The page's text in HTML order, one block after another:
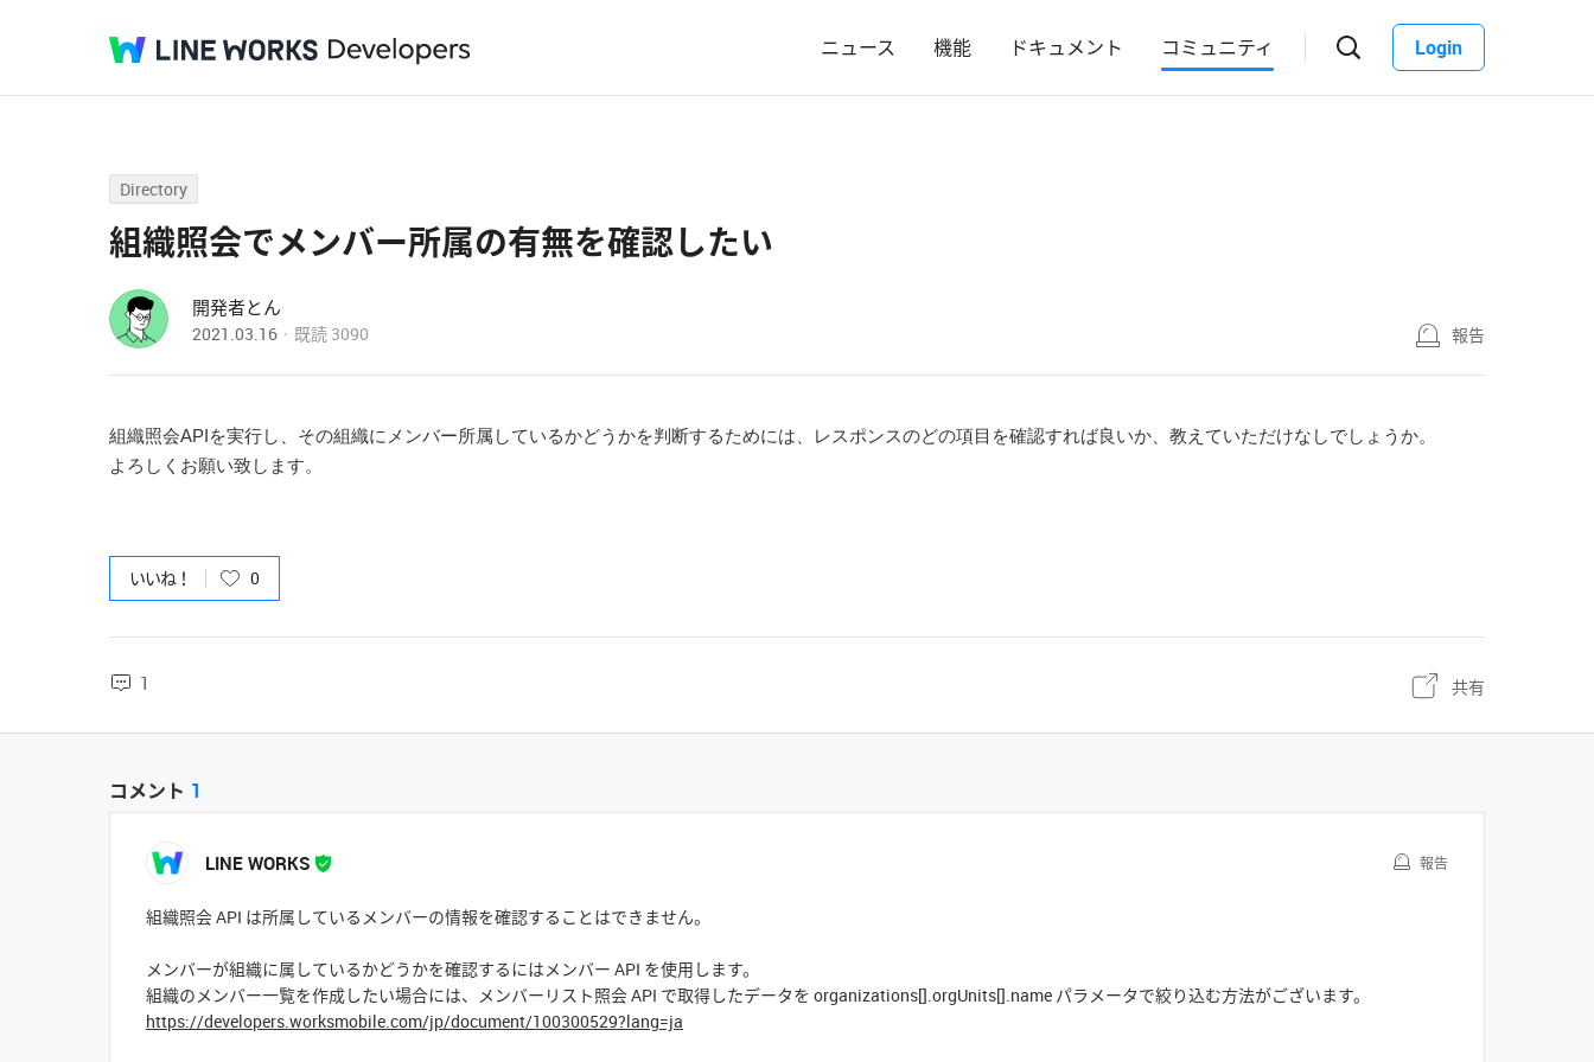
ニュース 機能 ドキュメント コミュニティ Login
Directory
組織照会でメンバー所属の有無を確認したい
開発者とん
2021.03.16 既読 3090 報告
組織照会APIを実行し、その組織にメンバー所属しているかどうかを判断するためには、レスポンスのどの項目を確認すれば良いか、教えていただけなしでしょうか。
よろしくお願い致します。
いいね！ 0
1 共有
コメント 1
LINE WORKS 報告
組織照会 API は所属しているメンバーの情報を確認することはできません。
メンバーが組織に属しているかどうかを確認するにはメンバー API を使用します。
組織のメンバー一覧を作成したい場合には、メンバーリスト照会 API で取得したデータを organizations[].orgUnits[].name パラメータで絞り込む方法がございます。
https://developers.worksmobile.com/jp/document/100300529?lang=ja